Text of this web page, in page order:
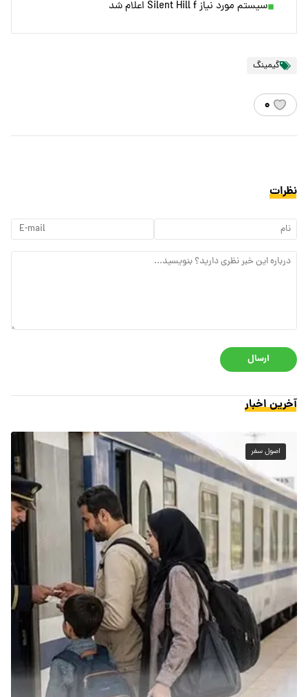
سیستم مورد نیاز Silent Hill f اعلام شد
گیمینگ
۰
نظرات
ارسال
آخرین اخبار
اصول سفر